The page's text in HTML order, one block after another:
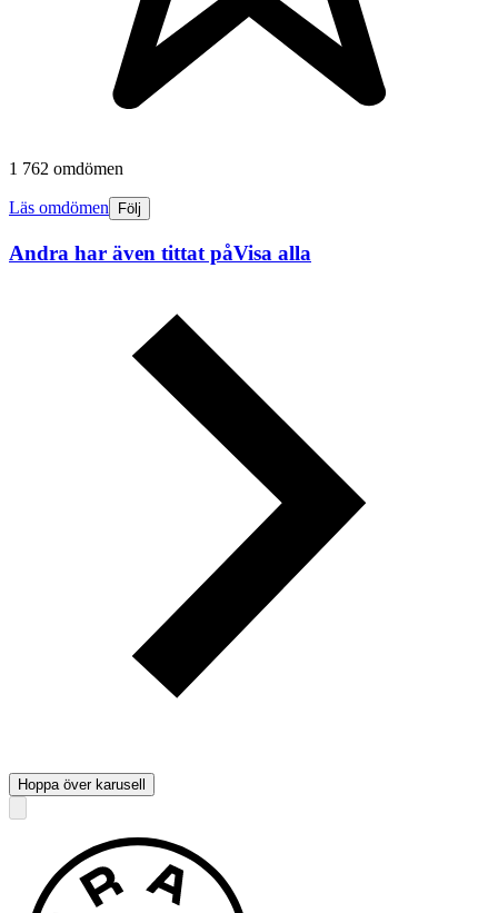
1 762 omdömen
Läs omdömen Följ
Andra har även tittat påVisa alla
Hoppa över karusell